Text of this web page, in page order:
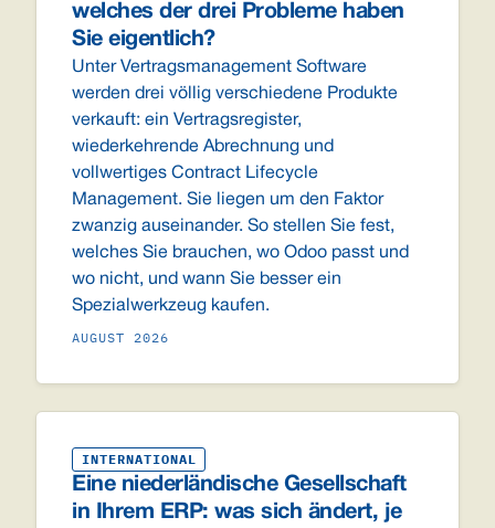
welches der drei Probleme haben
Sie eigentlich?
Unter Vertragsmanagement Software
werden drei völlig verschiedene Produkte
verkauft: ein Vertragsregister,
wiederkehrende Abrechnung und
vollwertiges Contract Lifecycle
Management. Sie liegen um den Faktor
zwanzig auseinander. So stellen Sie fest,
welches Sie brauchen, wo Odoo passt und
wo nicht, und wann Sie besser ein
Spezialwerkzeug kaufen.
AUGUST 2026
INTERNATIONAL
Eine niederländische Gesellschaft
in Ihrem ERP: was sich ändert, je